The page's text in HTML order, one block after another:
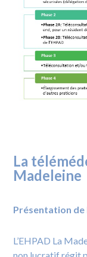
La
Madeleine
Présentation
L’EHPAD La